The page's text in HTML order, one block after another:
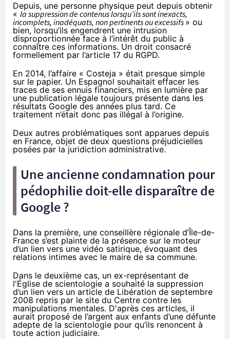
Depuis, une personne physique peut depuis obtenir
« la suppression de contenus lorsqu’ils sont inexacts,
incomplets, inadéquats, non pertinents ou excessifs » ou
bien, lorsqu’ils engendrent une intrusion
disproportionnée face à l’intérêt du public à
connaître ces informations. Un droit consacré
formellement par l’article 17 du RGPD.
En 2014, l’affaire « Costeja » était presque simple
sur le papier. Un Espagnol souhaitait effacer les
traces de ses ennuis financiers, mis en lumière par
une publication légale toujours présente dans les
résultats Google des années plus tard. Ce
traitement n’était donc pas illégal à l’origine.
Deux autres problématiques sont apparues depuis
en France, objet de deux questions préjudicielles
posées par la juridiction administrative.
Une ancienne condamnation pour
pédophilie doit-elle disparaître de
Google ?
Dans la première, une conseillère régionale d’Île-de-
France s’est plainte de la présence sur le moteur
d’un lien vers une vidéo satirique, évoquant des
relations intimes avec le maire de sa commune.
Dans le deuxième cas, un ex-représentant de
l'Église de scientologie a souhaité la suppression
d’un lien vers un article de Libération de septembre
2008 repris par le site du Centre contre les
manipulations mentales. D'après ces articles, il
aurait proposé de l’argent aux enfants d’une défunte
adepte de la scientologie pour qu’ils renoncent à
toute action judiciaire.